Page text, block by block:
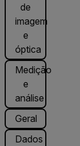
de
imagem
e
óptica
Medição
e
análise
Geral
Dados